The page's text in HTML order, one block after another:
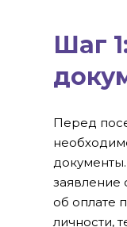
Шаг
Перед
заявление
об оплате
личности,